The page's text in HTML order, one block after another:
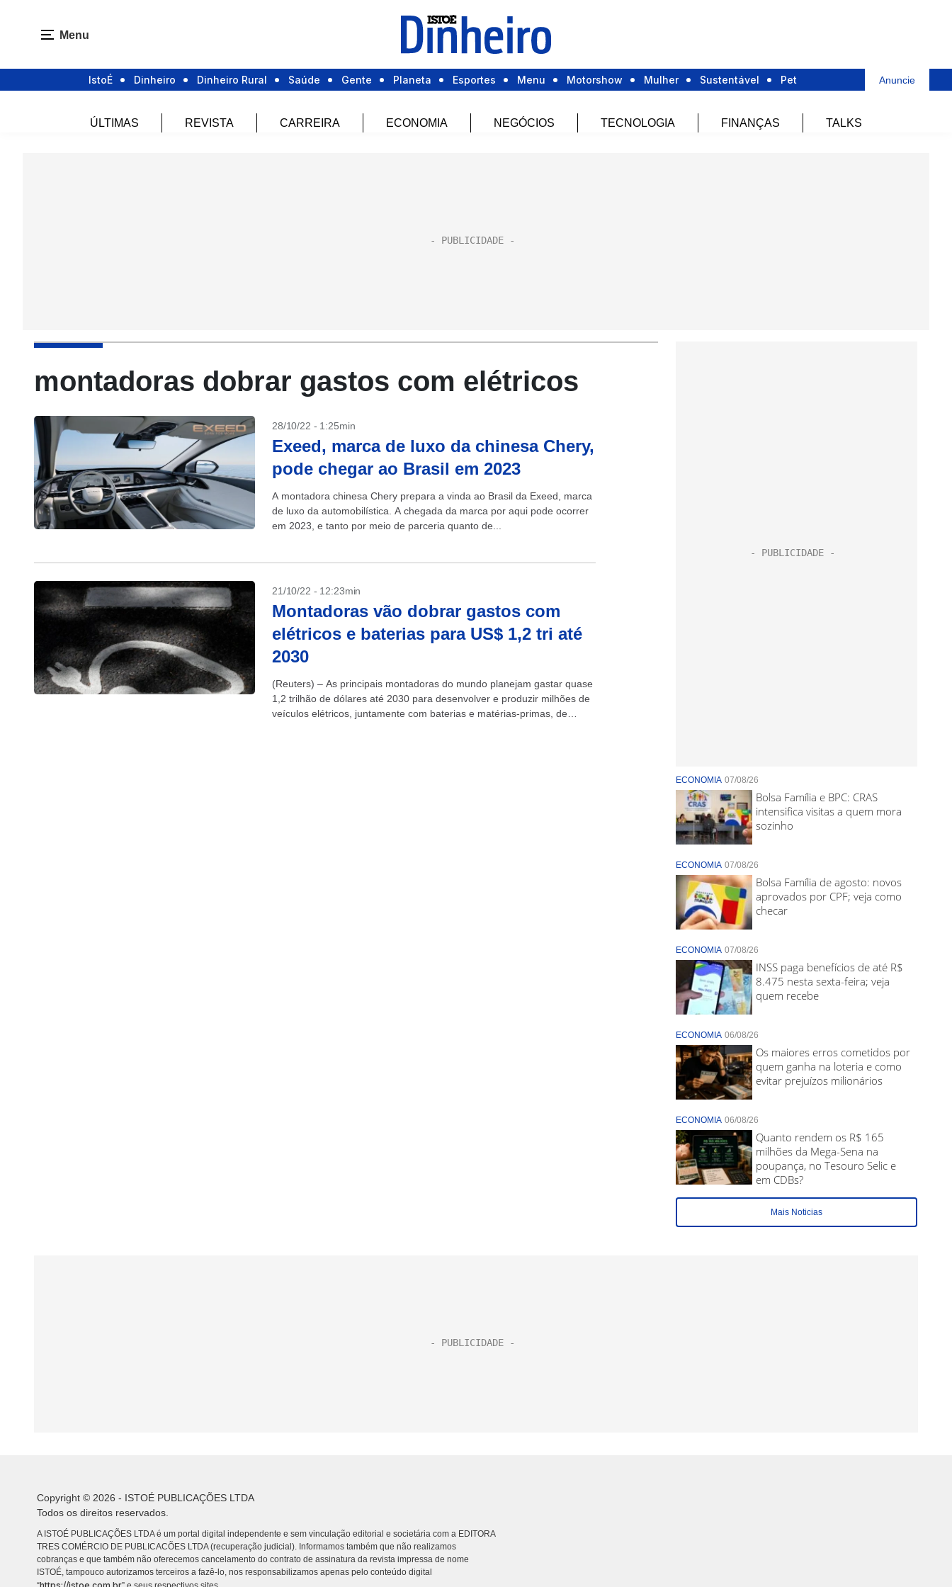
Menu
IstoÉ Dinheiro Dinheiro Rural Saúde Gente Planeta Esportes Menu Motorshow Mulher Sustentável Pet Anuncie
ÚLTIMAS REVISTA CARREIRA ECONOMIA NEGÓCIOS TECNOLOGIA FINANÇAS TALKS
montadoras dobrar gastos com elétricos
28/10/22 - 1:25min
Exeed, marca de luxo da chinesa Chery,
pode chegar ao Brasil em 2023
A montadora chinesa Chery prepara a vinda ao Brasil da Exeed, marca
de luxo da automobilística. A chegada da marca por aqui pode ocorrer
em 2023, e tanto por meio de parceria quanto de...
21/10/22 - 12:23min
Montadoras vão dobrar gastos com
elétricos e baterias para US$ 1,2 tri até
2030
(Reuters) – As principais montadoras do mundo planejam gastar quase
1,2 trilhão de dólares até 2030 para desenvolver e produzir milhões de
veículos elétricos, juntamente com baterias e matérias-primas, de
ECONOMIA 07/08/26
Bolsa Família e BPC: CRAS
intensifica visitas a quem mora
sozinho
ECONOMIA 07/08/26
Bolsa Família de agosto: novos
aprovados por CPF; veja como
checar
ECONOMIA 07/08/26
INSS paga benefícios de até R$
8.475 nesta sexta-feira; veja
quem recebe
ECONOMIA 06/08/26
Os maiores erros cometidos por
quem ganha na loteria e como
evitar prejuízos milionários
ECONOMIA 06/08/26
Quanto rendem os R$ 165
milhões da Mega-Sena na
poupança, no Tesouro Selic e
em CDBs?
Mais Noticias
Copyright © 2026 - ISTOÉ PUBLICAÇÕES LTDA
Todos os direitos reservados.
A ISTOÉ PUBLICAÇÕES LTDA é um portal digital independente e sem vinculação editorial e societária com a EDITORA
TRES COMÉRCIO DE PUBLICACÕES LTDA (recuperação judicial). Informamos também que não realizamos
cobranças e que também não oferecemos cancelamento do contrato de assinatura da revista impressa de nome
ISTOÉ, tampouco autorizamos terceiros a fazê-lo, nos responsabilizamos apenas pelo conteúdo digital